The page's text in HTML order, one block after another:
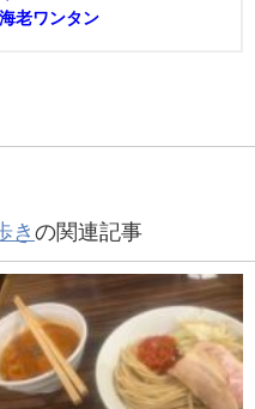
海老ワンタン
き の関連記事